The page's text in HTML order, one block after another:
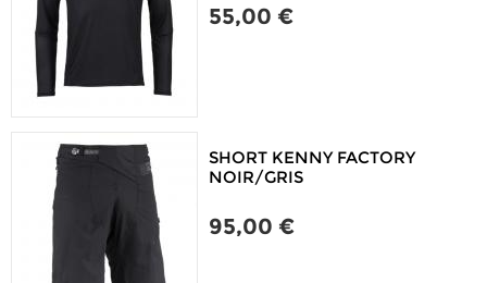
55,00 €
SHORT KENNY FACTORY
NOIR/GRIS
95,00 €